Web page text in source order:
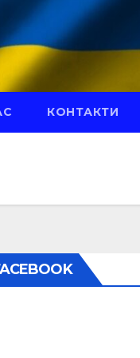
КОНТАКТИ